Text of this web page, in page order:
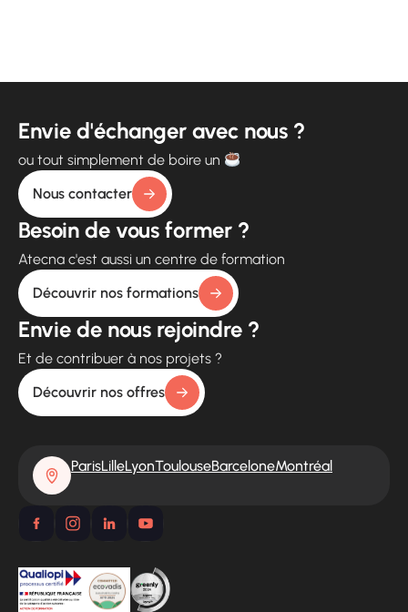
Envie d'échanger avec nous ?
ou tout simplement de boire un
Nous contacter
Besoin de vous former ?
Atecna c'est aussi un centre de formation
Découvrir nos formations
Envie de nous rejoindre ?
Et de contribuer à nos projets ?
Découvrir nos offres
ParisLilleLyonToulouseBarceloneMontréal